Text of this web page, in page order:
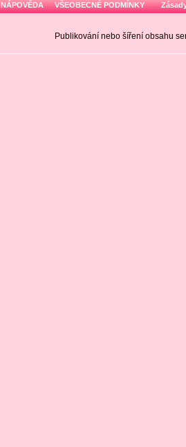
NÁPOVĚDA VŠEOBECNÉ PODMÍNKY
Publikování nebo šíření obsahu